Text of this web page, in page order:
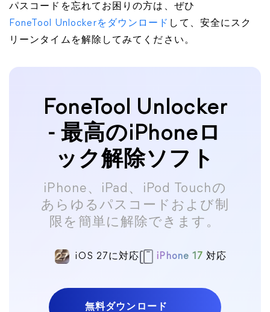
パスコードを忘れてお困りの方は、ぜひ
FoneTool Unlockerをダウンロード して、安全にスク
リーンタイムを解除してみてください。
FoneTool Unlocker
- 最高のiPhoneロ
ック解除ソフト
iPhone、iPad、iPod Touchの
あらゆるパスコードおよび制
限を簡単に解除できます。
iOS 27に対応 iPhone 17 対応
無料ダウンロード